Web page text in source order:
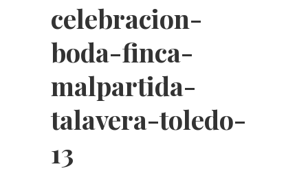
celebracion-
boda-finca-
malpartida-
talavera-toledo-
13